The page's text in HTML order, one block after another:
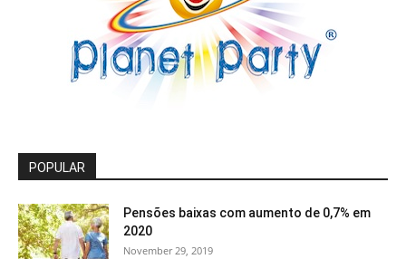
POPULAR
Pensões baixas com aumento de 0,7% em
2020
November 29, 2019